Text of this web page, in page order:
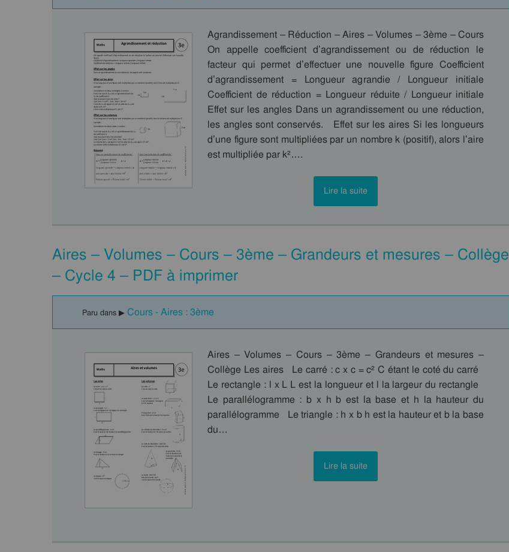
Agrandissement – Réduction – Aires – Volumes – 3ème – Cours
On appelle coefficient d’agrandissement ou de réduction le
facteur qui permet d’effectuer une nouvelle figure Coefficient
d’agrandissement = Longueur agrandie / Longueur initiale
Coefficient de réduction = Longueur réduite / Longueur initiale
Effet sur les angles Dans un agrandissement ou une réduction,
les angles sont conservés. Effet sur les aires Si les longueurs
d’une figure sont multipliées par un nombre k (positif), alors l’aire
est multipliée par k²….
Lire la suite
Aires – Volumes – Cours – 3ème – Grandeurs et mesures – Collège
– Cycle 4 – PDF à imprimer
Paru dans ▶ Cours - Aires : 3ème
Aires – Volumes – Cours – 3ème – Grandeurs et mesures –
Collège Les aires Le carré : c x c = c² C étant le coté du carré
Le rectangle : l x L L est la longueur et l la largeur du rectangle
Le parallélogramme : b x h b est la base et h la hauteur du
parallélogramme Le triangle : h x b h est la hauteur et b la base
du…
Lire la suite